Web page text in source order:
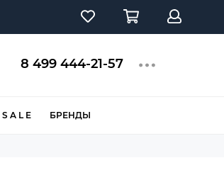
8 499 444-21-57
S A L E БРЕНДЫ